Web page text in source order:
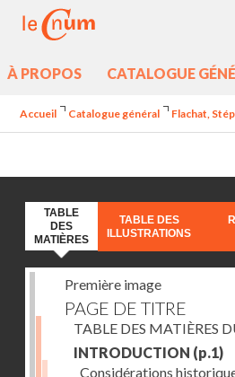
À PROPOS CATALOGUE
Accueil Catalogue général Flachat,
TABLE
DES
MATIÈRES
TABLE DES
ILLUSTRATIONS
Première image
PAGE DE TITRE
TABLE DES MATIÈRES
INTRODUCTION (p.1)
Considérations